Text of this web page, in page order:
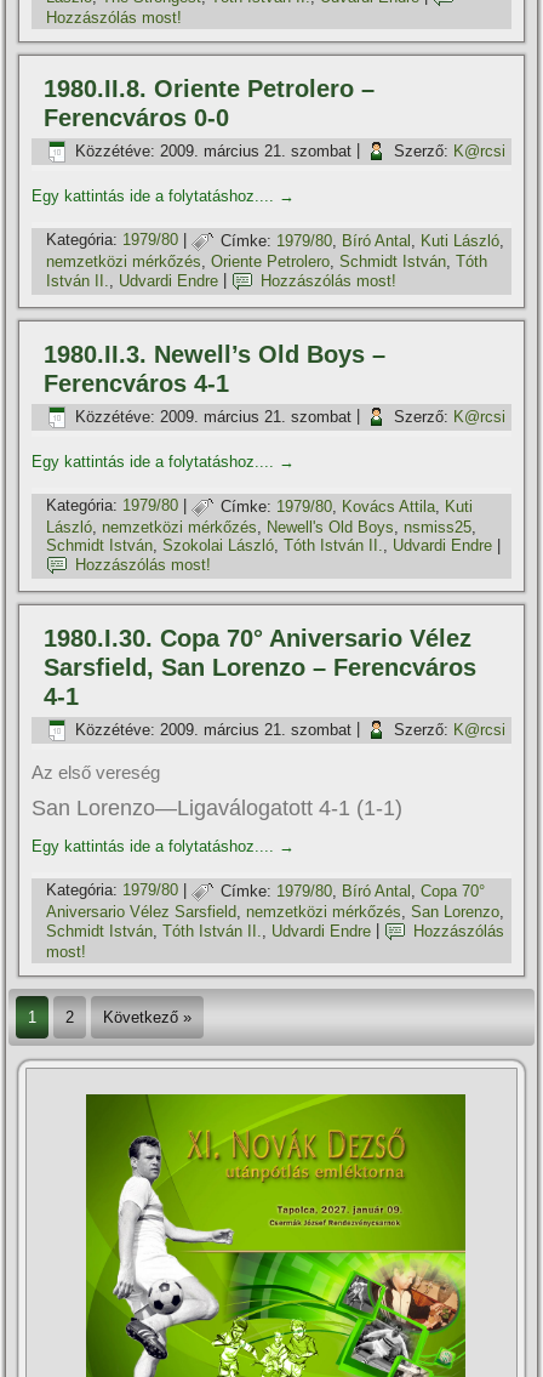
Hozzászólás most!
1980.II.8. Oriente Petrolero –
Ferencváros 0-0
Közzétéve: 2009. március 21. szombat Szerző: K@rcsi
Egy kattintás ide a folytatáshoz.... →
Kategória: 1979/80 | Címke: 1979/80 Bí­ró Antal Kuti László
nemzetközi mérkőzés,Oriente Petrolero,Schmidt István,Tóth
István II.
Udvardi Endre Hozzászólás most!
1980.II.3. Newell’s Old Boys –
Ferencváros 4-1
Közzétéve: 2009. március 21. szombat Szerző: K@rcsi
Egy kattintás ide a folytatáshoz.... →
Kategória: 1979/80 | Címke: 1979/80 Kovács Attila Kuti
László, nemzetközi mérkőzés, Newell's Old Boys, nsmiss25,
Schmidt István,Szokolai László,Tóth István II., Udvardi Endre
Hozzászólás most!
1980.I.30. Copa 70° Aniversario Vélez
Sarsfield, San Lorenzo – Ferencváros
4-1
Közzétéve: 2009. március 21. szombat Szerző: K@rcsi
Az első vereség
San Lorenzo—Ligaválogatott 4-1 (1-1)
Egy kattintás ide a folytatáshoz.... →
Kategória: 1979/80 | Címke: 1979/80 Bí­ró Antal ,Copa 70°
Aniversario Vélez Sarsfield, nemzetközi mérkőzés,San Lorenzo,
Schmidt István ,Tóth István II. Udvardi Endre
Hozzászólás
most!
1 2 Következő »